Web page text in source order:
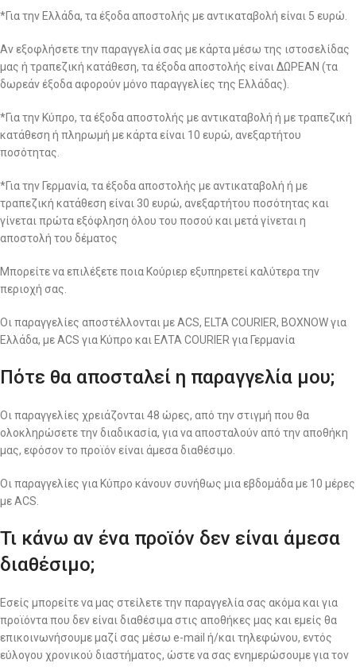
*Για την Ελλάδα, τα έξοδα αποστολής με αντικαταβολή είναι 5 ευρώ.
Αν εξοφλήσετε την παραγγελία σας με κάρτα μέσω της ιστοσελίδας
μας ή τραπεζική κατάθεση, τα έξοδα αποστολής είναι ΔΩΡΕΑΝ (τα
δωρεάν έξοδα αφορούν μόνο παραγγελίες της Ελλάδας).
*Για την Κύπρο, τα έξοδα αποστολής με αντικαταβολή ή με τραπεζική
κατάθεση ή πληρωμή με κάρτα είναι 10 ευρώ, ανεξαρτήτου
ποσότητας.
*Για την Γερμανία, τα έξοδα αποστολής με αντικαταβολή ή με
τραπεζική κατάθεση είναι 30 ευρώ, ανεξαρτήτου ποσότητας και
γίνεται πρώτα εξόφληση όλου του ποσού και μετά γίνεται η
αποστολή του δέματος
Μπορείτε να επιλέξετε ποια Κούριερ εξυπηρετεί καλύτερα την
περιοχή σας.
Οι παραγγελίες αποστέλλονται με ACS, ELTA COURIER, BOXNOW για
Ελλάδα, με ACS για Κύπρο και ΕΛΤΑ COURIER για Γερμανία
Πότε θα αποσταλεί η παραγγελία μου;
Οι παραγγελίες χρειάζονται 48 ώρες, από την στιγμή που θα
ολοκληρώσετε την διαδικασία, για να αποσταλούν από την αποθήκη
μας, εφόσον το προϊόν είναι άμεσα διαθέσιμο.
Οι παραγγελίες για Κύπρο κάνουν συνήθως μια εβδομάδα με 10 μέρες
με ACS.
Τι κάνω αν ένα προϊόν δεν είναι άμεσα
διαθέσιμο;
Εσείς μπορείτε να μας στείλετε την παραγγελία σας ακόμα και για
προϊόντα που δεν είναι διαθέσιμα στις αποθήκες μας και εμείς θα
επικοινωνήσουμε μαζί σας μέσω e-mail ή/και τηλεφώνου, εντός
εύλογου χρονικού διαστήματος, ώστε να σας ενημερώσουμε για τον